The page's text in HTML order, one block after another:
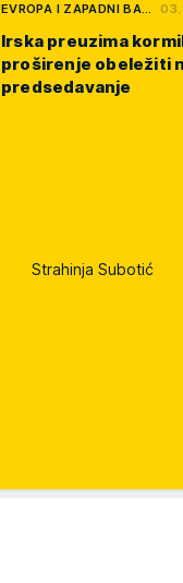
EVROPA I ZAPADNI BA…
Irska preuzima
proširenje obeležiti
predsedavanje
Strahinja Subotić